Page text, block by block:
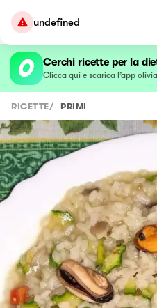
undefined
Cerchi ricette per la
Clicca qui e scarica l’app
RICETTE/ PRIMI